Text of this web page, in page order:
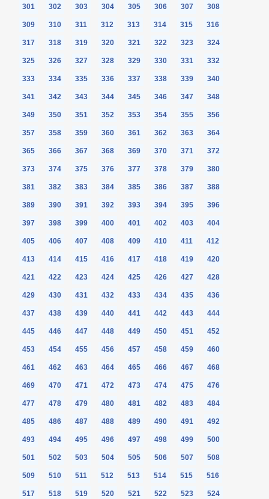
301 302 303 304 305 306 307 308
309 310 311 312 313 314 315 316
317 318 319 320 321 322 323 324
325 326 327 328 329 330 331 332
333 334 335 336 337 338 339 340
341 342 343 344 345 346 347 348
349 350 351 352 353 354 355 356
357 358 359 360 361 362 363 364
365 366 367 368 369 370 371 372
373 374 375 376 377 378 379 380
381 382 383 384 385 386 387 388
389 390 391 392 393 394 395 396
397 398 399 400 401 402 403 404
405 406 407 408 409 410 411 412
413 414 415 416 417 418 419 420
421 422 423 424 425 426 427 428
429 430 431 432 433 434 435 436
437 438 439 440 441 442 443 444
445 446 447 448 449 450 451 452
453 454 455 456 457 458 459 460
461 462 463 464 465 466 467 468
469 470 471 472 473 474 475 476
477 478 479 480 481 482 483 484
485 486 487 488 489 490 491 492
493 494 495 496 497 498 499 500
501 502 503 504 505 506 507 508
509 510 511 512 513 514 515 516
517 518 519 520 521 522 523 524